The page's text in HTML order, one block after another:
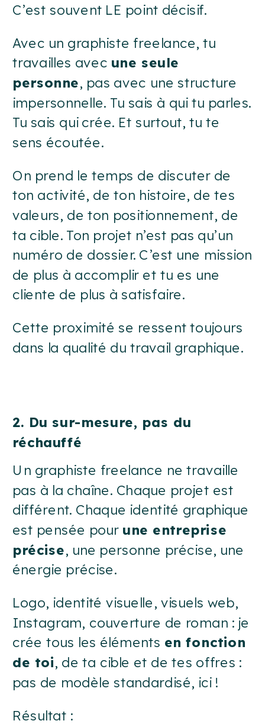
C’est souvent LE point décisif.
Avec un graphiste freelance, tu
travailles avec une seule
personne, pas avec une structure
impersonnelle. Tu sais à qui tu parles.
Tu sais qui crée. Et surtout, tu te
sens écoutée.
On prend le temps de discuter de
ton activité, de ton histoire, de tes
valeurs, de ton positionnement, de
ta cible. Ton projet n’est pas qu’un
numéro de dossier. C’est une mission
de plus à accomplir et tu es une
cliente de plus à satisfaire.
Cette proximité se ressent toujours
dans la qualité du travail graphique.
2. Du sur-mesure, pas du
réchauffé
Un graphiste freelance ne travaille
pas à la chaîne. Chaque projet est
différent. Chaque identité graphique
est pensée pour une entreprise
précise, une personne précise, une
énergie précise.
Logo, identité visuelle, visuels web,
Instagram, couverture de roman : je
crée tous les éléments en fonction
de toi, de ta cible et de tes offres :
pas de modèle standardisé, ici !
Résultat :